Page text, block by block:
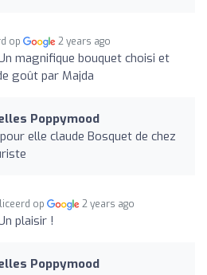
op 2 years ago
magnifique bouquet choisi et
goût par Majda
Poppymood
elle claude Bosquet de chez
op 2 years ago
plaisir !
Poppymood